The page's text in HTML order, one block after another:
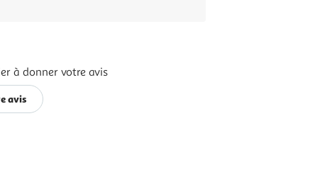
à donner votre avis
avis